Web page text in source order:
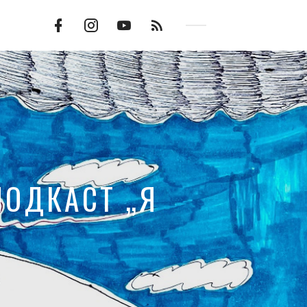
Facebook
Profile
InstagramYouTube
Channel
„Я